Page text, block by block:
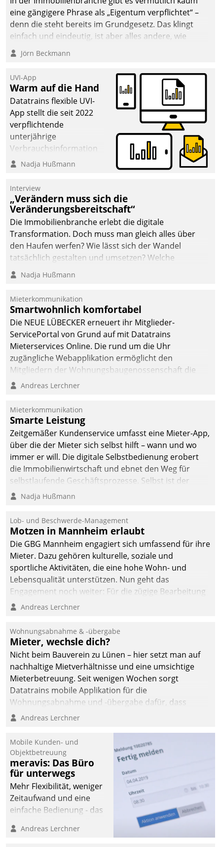
eine gängigere Phrase als „Eigentum verpflichtet“ –
denn die steht bereits im Grundgesetz. Das klingt
einfach und eindeutig, ist aber alles andere, wie
Branchenbeschäftigte wissen. Denn mit der
Verantwortung folgen Verpflichtungen.
Jörn Beckmann
UVI-App
Warm auf die Hand
Datatrains flexible UVI-
App stellt die seit 2022
verpflichtende
unterjährige
Verbrauchsinformation
schnell, zuverlässig und
Die monatlichen
Mitteilungen zum
Heizungs- und
Wasserverbrauch gehen
automatisiert, vollständig
und auf Wunsch über
mehrere zuvor
Kommunikationswege bei
Nadja Hußmann
Interview
„Verändern muss sich die
Veränderungsbereitschaft“
Die Immobilienbranche erlebt die digitale
Transformation. Doch muss man gleich alles über
den Haufen werfen? Wie lässt sich der Wandel
tatsächlich gestalten und umsetzen? Welche
Argumente zählen wirklich?
Nadja Hußmann
Mieterkommunikation
Smartwohnlich komfortabel
Die NEUE LÜBECKER erneuert ihr Mitglieder-
ServicePortal von Grund auf mit Datatrains
Mieterservices Online. Die rund um die Uhr
zugängliche Webapplikation ermöglicht den
Mitgliedern der Wohnungs­bau­genossenschaft die
Kontaktaufnahme per Smartphone, Tablet oder PC.
Andreas Lerchner
Mieterkommunikation
Smarte Leistung
Zeitgemäßer Kundenservice umfasst eine Mieter-App,
über die der Mieter sich selbst hilft – wann und wo
immer er will. Die digitale Selbstbedienung erobert
die Immobilienwirtschaft und ebnet den Weg für
selbstlaufende Geschäftsprozesse. Selbst ist der
Kunde und smart der Serviceanbieter.
Nadja Hußmann
Lob- und Beschwerde-Management
Motzen in Mannheim erlaubt
Die GBG Mannheim engagiert sich umfassend für ihre
Mieter. Dazu gehören kulturelle, soziale und
sportliche Aktivitäten, die eine hohe Wohn- und
Lebensqualität unterstützen. Nun geht das
Engagement noch weiter: Für die zügige Bearbeitung
von Beschwerden – oder Lob – richtet das
und Beschwerde-Management einen eigenen Kanal
ein.
Andreas Lerchner
Wohnungsabnahme & -übergabe
Mieter, wechsle dich?
Nicht beim Bauverein zu Lünen – hier setzt man auf
nachhaltige Mietverhältnisse und eine umsichtige
Mieterbetreuung. Seit wenigen Wochen sorgt
Datatrains mobile Applikation für die
Wohnungsabnahme und -übergabe dafür, dass
Mieter wohlgeordnet kommen und, so es sein muss,
Andreas Lerchner
Mobile Kunden- und
Objektbetreuung
meravis: Das Büro
für unterwegs
Mehr Flexibilität, weniger
Zeitaufwand und eine
einfache Bedienung - das
Cockpit für mobile
Andreas Lerchner